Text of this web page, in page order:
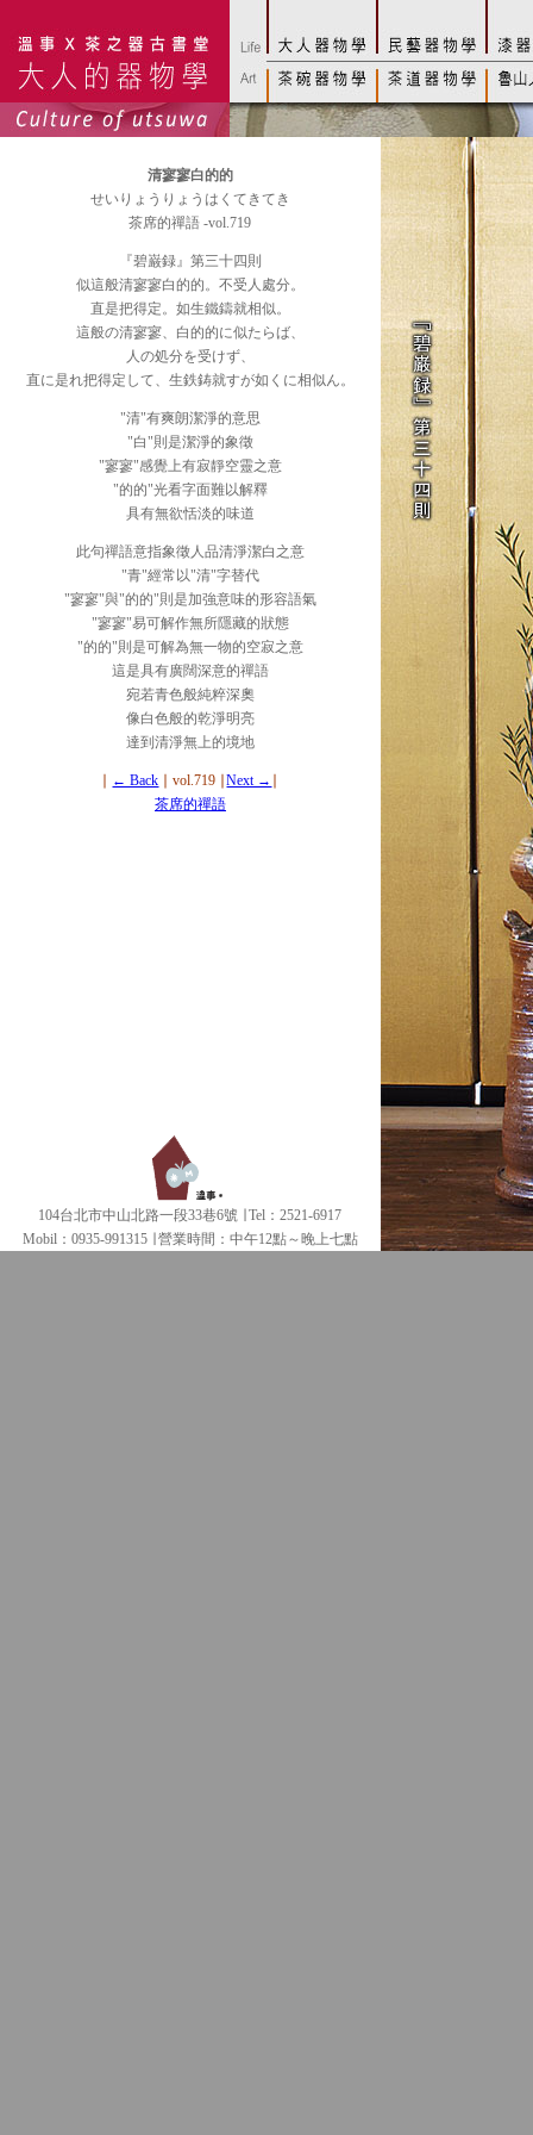
清寥寥白的的
せいりょうりょうはくてきてき
茶席的禪語 -vol.719
『碧巌録』第三十四則
似這般清寥寥白的的。不受人處分。
直是把得定。如生鐵鑄就相似。
這般の清寥寥、白的的に似たらば、
人の処分を受けず、
直に是れ把得定して、生鉄鋳就すが如くに相似ん。
"清"有爽朗潔淨的意思
"白"則是潔淨的象徵
"寥寥"感覺上有寂靜空靈之意
"的的"光看字面難以解釋
具有無欲恬淡的味道
此句禪語意指象徵人品清淨潔白之意
"青"經常以"清"字替代
"寥寥"與"的的"則是加強意味的形容語氣
"寥寥"易可解作無所隱藏的狀態
"的的"則是可解為無一物的空寂之意
這是具有廣闊深意的禪語
宛若青色般純粹深奧
像白色般的乾淨明亮
達到清淨無上的境地
← Back ∣ vol.719 ∣Next →
茶席的禪語
104台北市中山北路一段33巷6號 ∣ Tel：2521-6917
Mobil：0935-991315 ∣
營業時間：中午12點～晚上七點